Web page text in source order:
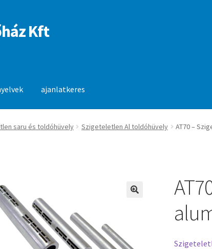
Kft
ajanlatkeres
saru és toldóhüvely Szigeteletlen Al toldóhüvely AT70 –